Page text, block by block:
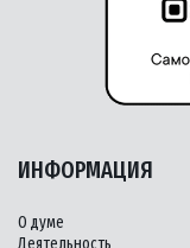
ИНФОРМАЦИЯ
О думе